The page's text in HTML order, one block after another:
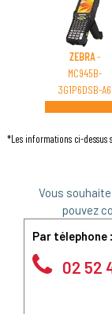
ZEBRA-
MC945B-
3G1P6DSB-A6
*Les informations ci-
Vous
pouvez
Par télephone :
02 52